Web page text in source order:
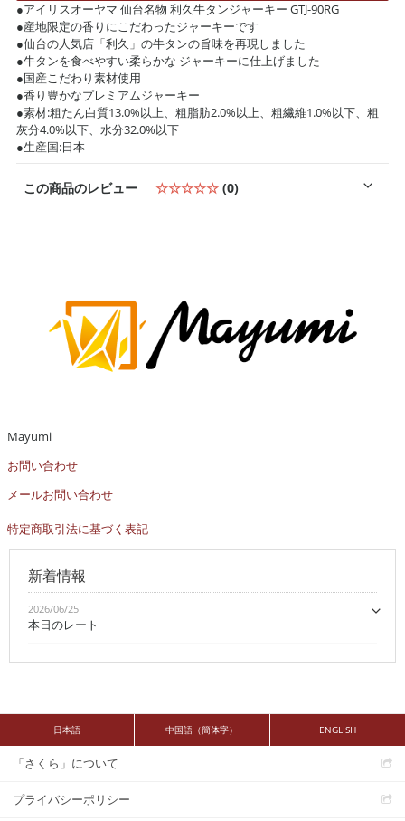
●アイリスオーヤマ 仙台名物 利久牛タンジャーキー GTJ-90RG
●産地限定の香りにこだわったジャーキーです
●仙台の人気店「利久」の牛タンの旨味を再現しました
●牛タンを食べやすい柔らかな ジャーキーに仕上げました
●国産こだわり素材使用
●香り豊かなプレミアムジャーキー
●素材:粗たん白質13.0%以上、粗脂肪2.0%以上、粗繊維1.0%以下、粗
灰分4.0%以下、水分32.0%以下
●生産国:日本
この商品のレビュー ☆☆☆☆☆ (0)
Mayumi
お問い合わせ
メールお問い合わせ
特定商取引法に基づく表記
新着情報
2026/06/25
本日のレート
日本語 中国語（簡体字） ENGLISH
「さくら」について
プライバシーポリシー